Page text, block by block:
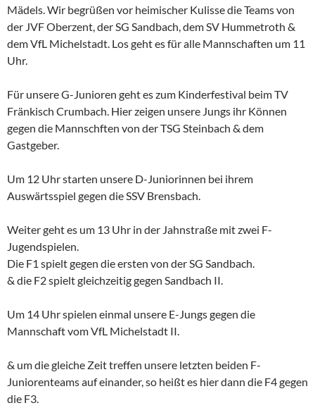
Mädels. Wir begrüßen vor heimischer Kulisse die Teams von
der JVF Oberzent, der SG Sandbach, dem SV Hummetroth &
dem VfL Michelstadt. Los geht es für alle Mannschaften um 11
Uhr.
Für unsere G-Junioren geht es zum Kinderfestival beim TV
Fränkisch Crumbach. Hier zeigen unsere Jungs ihr Können
gegen die Mannschften von der TSG Steinbach & dem
Gastgeber.
Um 12 Uhr starten unsere D-Juniorinnen bei ihrem
Auswärtsspiel gegen die SSV Brensbach.
Weiter geht es um 13 Uhr in der Jahnstraße mit zwei F-
Jugendspielen.
Die F1 spielt gegen die ersten von der SG Sandbach.
& die F2 spielt gleichzeitig gegen Sandbach II.
Um 14 Uhr spielen einmal unsere E-Jungs gegen die
Mannschaft vom VfL Michelstadt II.
& um die gleiche Zeit treffen unsere letzten beiden F-
Juniorenteams auf einander, so heißt es hier dann die F4 gegen
die F3.